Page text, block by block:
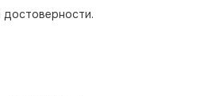
достоверности.